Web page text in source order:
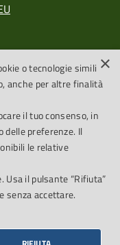
×
o tecnologie simili
anche per altre finalità
il tuo consenso, in
delle preferenze. Il
le relative
Usa il pulsante “Rifiuta”
senza accettare.